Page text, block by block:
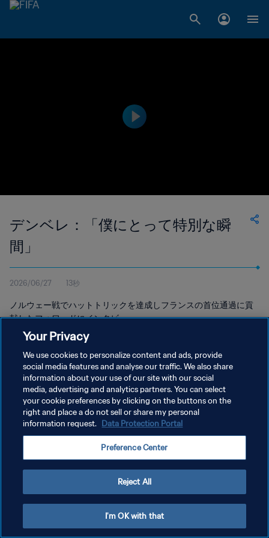
デンベレ：「僕にとって特別な瞬
間」
2026/06/27 13秒
ノルウェー戦でハットトリックを達成しフランスの首位通過に貢
献したフォワードにインタビュー。
プライバシーポリシー
サービス利用規約
クッキー設定の管理
Your Privacy
We use cookies to personalize content and ads, provide
social media features and analyse our traffic. We also share
information about your use of our site with our social
media, advertising and analytics partners. You can select
your cookie preferences by clicking on the buttons on the
right and place a do not sell or share my personal
information request. Data Protection Portal
Preference Center
Reject All
I'm OK with that